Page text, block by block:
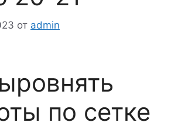
от admin
по сетке